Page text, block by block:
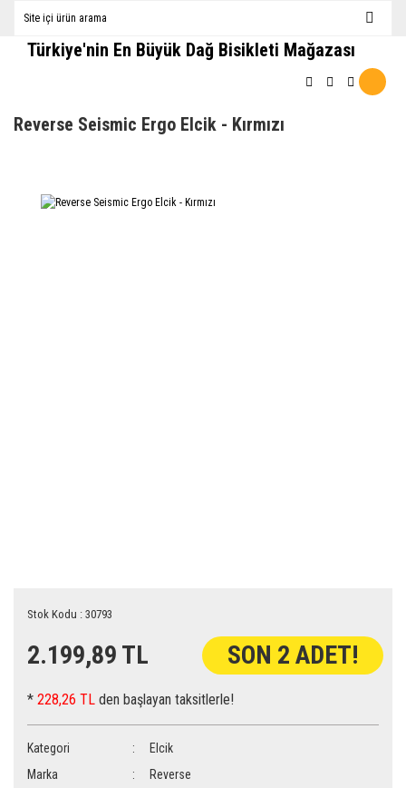
Türkiye'nin En Büyük Dağ Bisikleti Mağazası
Reverse Seismic Ergo Elcik - Kırmızı
Stok Kodu : 30793
2.199,89 TL SON 2 ADET!
* 228,26 TL den başlayan taksitlerle!
Kategori
Elcik
Marka
Reverse